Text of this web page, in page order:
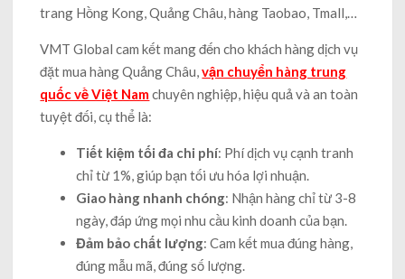
trang Hồng Kong, Quảng Châu, hàng Taobao, Tmall,…
VMT Global cam kết mang đến cho khách hàng dịch vụ
đặt mua hàng Quảng Châu,vận chuyển hàng trung
quốc về Việt Namchuyên nghiệp, hiệu quả và an toàn
tuyệt đối, cụ thể là:
Tiết kiệm tối đa chi phí: Phí dịch vụ cạnh tranh
chỉ từ 1%, giúp bạn tối ưu hóa lợi nhuận.
Giao hàng nhanh chóng: Nhận hàng chỉ từ 3-8
ngày, đáp ứng mọi nhu cầu kinh doanh của bạn.
Đảm bảo chất lượng: Cam kết mua đúng hàng,
đúng mẫu mã, đúng số lượng.